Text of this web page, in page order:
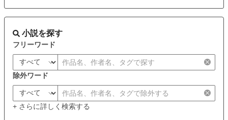
小説を探す
フリーワード
除外ワード
+ さらに詳しく検索する